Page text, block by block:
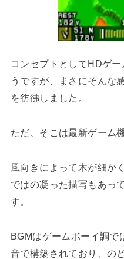
コンセプトとしてHDゲ
うですが、まさにそんな
を彷彿しました。
ただ、そこは最新ゲーム
風向きによって木が細か
ではの凝った描写もあっ
す。
BGMはゲームボーイ調で
音で構築されており、の